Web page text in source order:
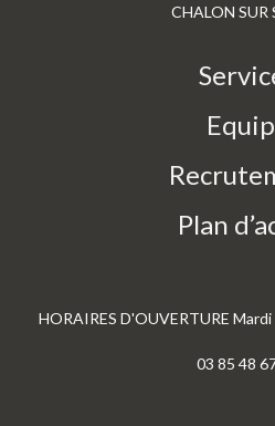
CHALON SUR
Plan
HORAIRES D'OUVERTURE
03 85 48